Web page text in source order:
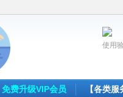
使用
免费升级VIP会员 【各类服